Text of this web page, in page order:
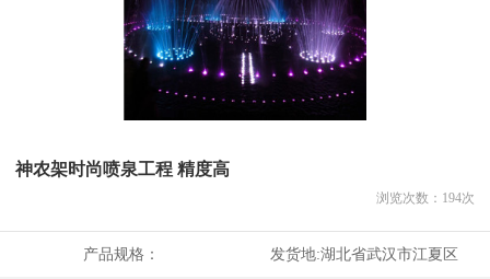
神农架时尚喷泉工程 精度高
浏览次数： 194次
产品规格： 发货地:湖北省武汉市江夏区